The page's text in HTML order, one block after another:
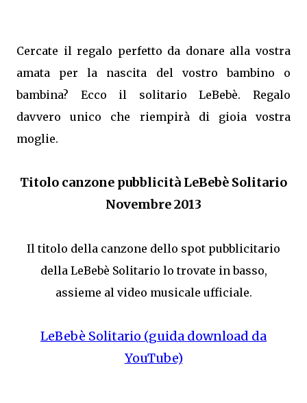
Cercate il regalo perfetto da donare alla vostra
amata per la nascita del vostro bambino o
bambina? Ecco il solitario LeBebè. Regalo
davvero unico che riempirà di gioia vostra
moglie.
Titolo canzone pubblicità LeBebè Solitario
Novembre 2013
Il titolo della canzone dello spot pubblicitario
della LeBebè Solitario lo trovate in basso,
assieme al video musicale ufficiale.
LeBebè Solitario (guida download da
YouTube)